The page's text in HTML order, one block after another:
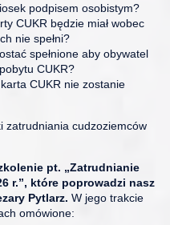
podpisem osobistym?
CUKR będzie miał wobec
nie spełni?
spełnione aby obywatel
CUKR?
CUKR nie zostanie
zatrudniania cudzoziemców
pt. „Zatrudnianie
r.”, które poprowadzi nasz
Pytlarz. W jego trakcie
omówione: